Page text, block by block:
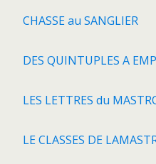
CHASSE au SANGLIER
DES QUINTUPLES A
LES LETTRES du
LE CLASSES DE